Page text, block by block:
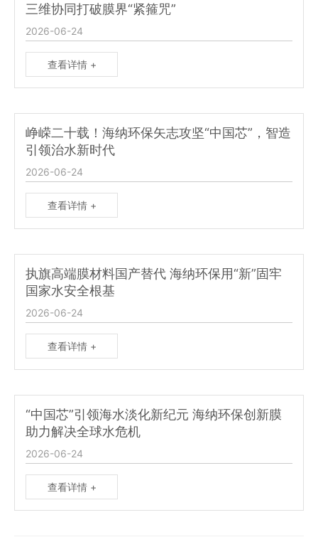
三维协同打破膜界“紧箍咒”
2026-06-24
查看详情 +
峥嵘二十载！海纳环保矢志攻坚“中国芯”，智造
引领治水新时代
2026-06-24
查看详情 +
执旗高端膜材料国产替代 海纳环保用“新”固牢
国家水安全根基
2026-06-24
查看详情 +
“中国芯”引领海水淡化新纪元 海纳环保创新膜
助力解决全球水危机
2026-06-24
查看详情 +